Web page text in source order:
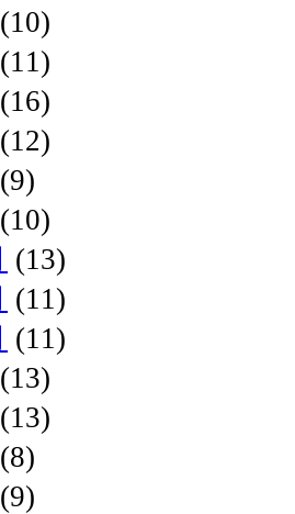
(10)
(11)
(16)
(12)
(9)
(10)
(13)
(11)
(11)
(13)
(13)
(8)
(9)